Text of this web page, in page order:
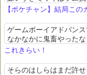
【ポケチャン】結局こ
ゲームボーイアドバン
なかなかに鬼畜やった
不可能に見える一斉攻撃
これきらい！
そらのはしらはまだ許